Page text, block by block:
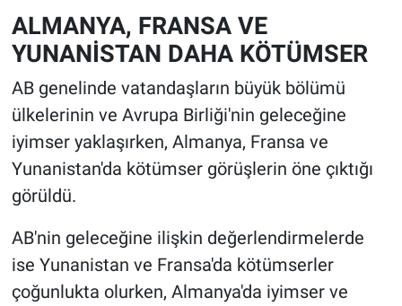
ALMANYA, FRANSA VE
YUNANİSTAN DAHA KÖTÜMSER
AB genelinde vatandaşların büyük bölümü
ülkelerinin ve Avrupa Birliği'nin geleceğine
iyimser yaklaşırken, Almanya, Fransa ve
Yunanistan'da kötümser görüşlerin öne çıktığı
görüldü.
AB'nin geleceğine ilişkin değerlendirmelerde
ise Yunanistan ve Fransa'da kötümserler
çoğunlukta olurken, Almanya'da iyimser ve